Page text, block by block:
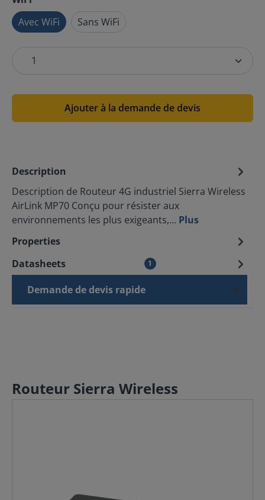
Avec WiFi
Sans WiFi
Ajouter à la demande de devis
Description
Description de Routeur 4G industriel Sierra Wireless
AirLink MP70 Conçu pour résister aux
environnements les plus exigeants,… Plus
Properties
Datasheets
1
Demande de devis rapide
Routeur Sierra Wireless